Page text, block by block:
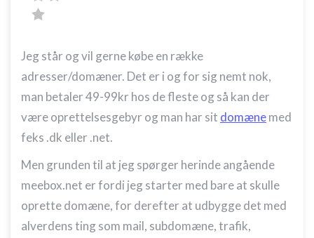
Jeg står og vil gerne købe en række
adresser/domæner. Det er i og for sig nemt nok,
man betaler 49-99kr hos de fleste og så kan der
være oprettelsesgebyr og man har sit domænemed
feks .dk eller .net.
Men grunden til at jeg spørger herinde angående
meebox.net er fordi jeg starter med bare at skulle
oprette domæne, for derefter at udbygge det med
alverdens ting som mail, subdomæne, trafik,